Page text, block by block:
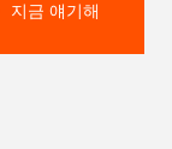
지금 얘기해